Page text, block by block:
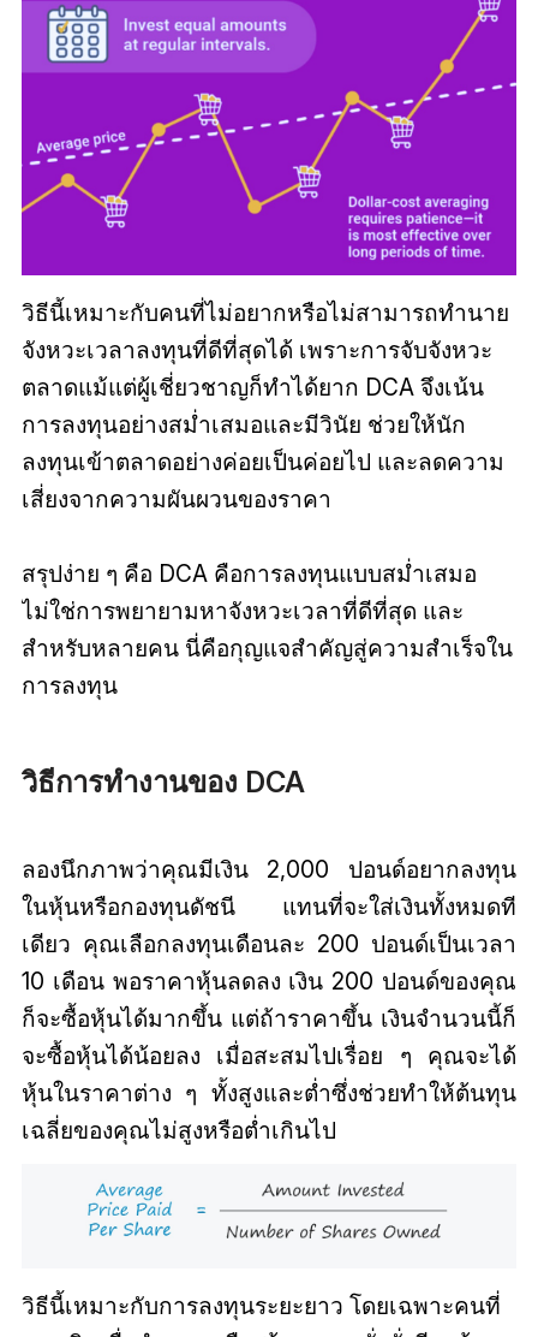
วิธีนี้เหมาะกับคนที่ไม่อยากหรือไม่สามารถทำนาย
จังหวะเวลาลงทุนที่ดีที่สุดได้ เพราะการจับจังหวะ
ตลาดแม้แต่ผู้เชี่ยวชาญก็ทำได้ยาก DCA จึงเน้น
การลงทุนอย่างสม่ำเสมอและมีวินัย ช่วยให้นัก
ลงทุนเข้าตลาดอย่างค่อยเป็นค่อยไป และลดความ
เสี่ยงจากความผันผวนของราคา
สรุปง่าย ๆ คือ DCA คือการลงทุนแบบสม่ำเสมอ
ไม่ใช่การพยายามหาจังหวะเวลาที่ดีที่สุด และ
สำหรับหลายคน นี่คือกุญแจสำคัญสู่ความสำเร็จใน
การลงทุน
วิธีการทำงานของ DCA
ลองนึกภาพว่าคุณมีเงิน 2,000 ปอนด์อยากลงทุน
ในหุ้นหรือกองทุนดัชนี แทนที่จะใส่เงินทั้งหมดที
เดียว คุณเลือกลงทุนเดือนละ 200 ปอนด์เป็นเวลา
10 เดือน พอราคาหุ้นลดลง เงิน 200 ปอนด์ของคุณ
ก็จะซื้อหุ้นได้มากขึ้น แต่ถ้าราคาขึ้น เงินจำนวนนี้ก็
จะซื้อหุ้นได้น้อยลง เมื่อสะสมไปเรื่อย ๆ คุณจะได้
หุ้นในราคาต่าง ๆ ทั้งสูงและต่ำซึ่งช่วยทำให้ต้นทุน
เฉลี่ยของคุณไม่สูงหรือต่ำเกินไป
วิธีนี้เหมาะกับการลงทุนระยะยาว โดยเฉพาะคนที่